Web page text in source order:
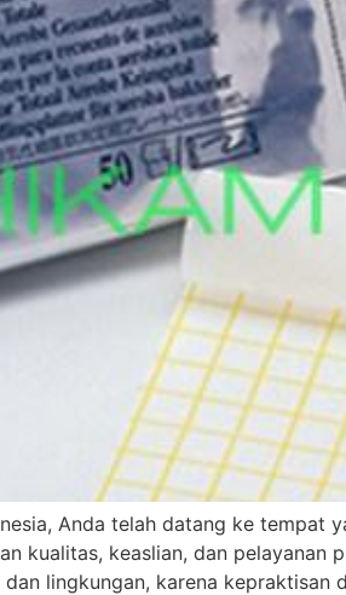
Anda telah datang ke tempat
kualitas, keaslian, dan pelayanan
lingkungan, karena kepraktisan